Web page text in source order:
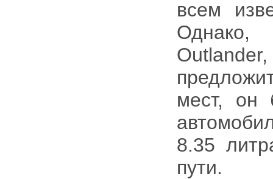
всем
Однако,
мест, он
8.35
пути.